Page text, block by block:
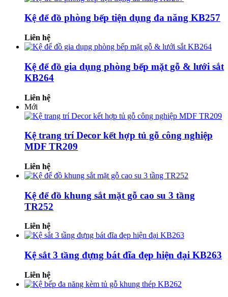
Kệ để đồ phòng bếp tiện dụng đa năng KB257
Liên hệ
Kệ để đồ gia dụng phòng bếp mặt gỗ & lưới sắt
KB264
Liên hệ
Mới
Kệ trang trí Decor kết hợp tủ gỗ công nghiệp
MDF TR209
Liên hệ
Kệ để đồ khung sắt mặt gỗ cao su 3 tầng
TR252
Liên hệ
Kệ sắt 3 tầng đựng bát đĩa đẹp hiện đại KB263
Liên hệ